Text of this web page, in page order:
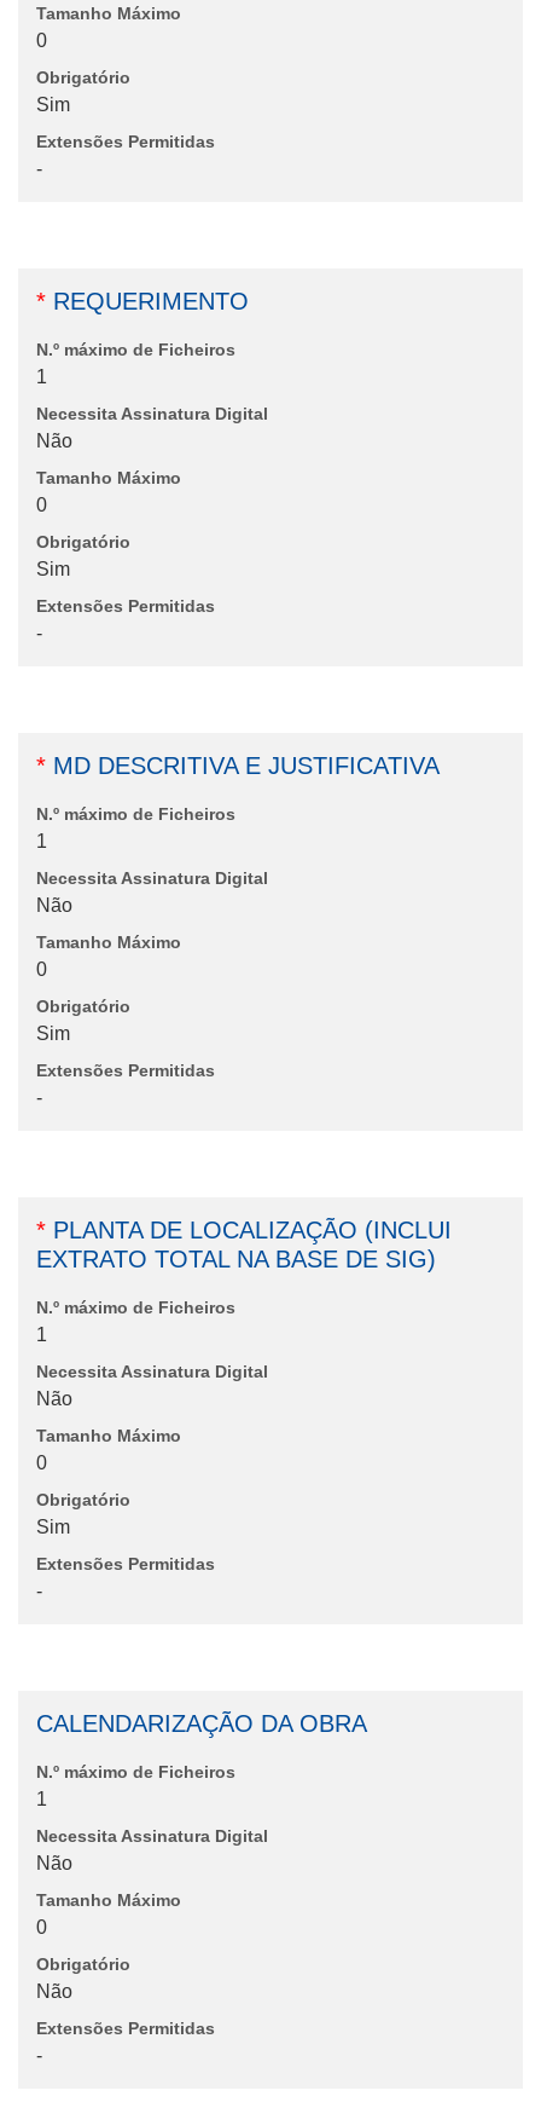
Tamanho Máximo
0
Obrigatório
Sim
Extensões Permitidas
-
* REQUERIMENTO
N.º máximo de Ficheiros
1
Necessita Assinatura Digital
Não
Tamanho Máximo
0
Obrigatório
Sim
Extensões Permitidas
-
* MD DESCRITIVA E JUSTIFICATIVA
N.º máximo de Ficheiros
1
Necessita Assinatura Digital
Não
Tamanho Máximo
0
Obrigatório
Sim
Extensões Permitidas
-
* PLANTA DE LOCALIZAÇÃO (INCLUI
EXTRATO TOTAL NA BASE DE SIG)
N.º máximo de Ficheiros
1
Necessita Assinatura Digital
Não
Tamanho Máximo
0
Obrigatório
Sim
Extensões Permitidas
-
CALENDARIZAÇÃO DA OBRA
N.º máximo de Ficheiros
1
Necessita Assinatura Digital
Não
Tamanho Máximo
0
Obrigatório
Não
Extensões Permitidas
-